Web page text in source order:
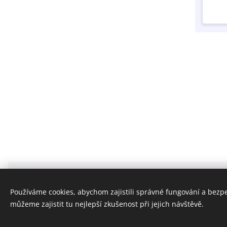
Používáme cookies, abychom zajistili správné fungování a
můžeme zajistit tu nejlepší zkušenost při jejich návštěvě.